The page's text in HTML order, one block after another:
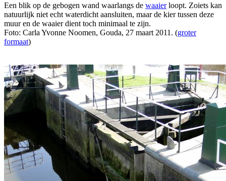
Een blik op de gebogen wand waarlangs de waaierloopt. Zoiets kan
natuurlijk niet echt waterdicht aansluiten, maar de kier tussen deze
muur en de waaier dient toch minimaal te zijn.
Foto: Carla Yvonne Noomen, Gouda, 27 maart 2011. (groter
formaat)